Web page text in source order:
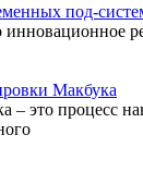
под-
Макбука
– это процесс